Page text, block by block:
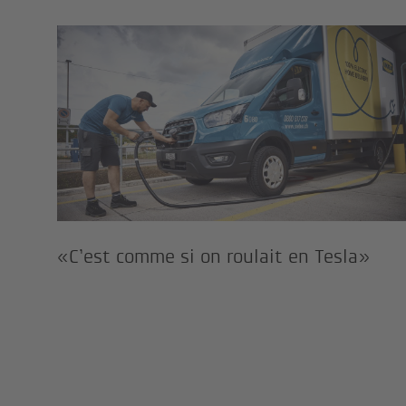
«C’est comme si on roulait
«C’est comme si on roulait en Tesla»